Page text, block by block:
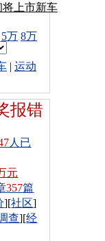
将上市新车
5万 8万
| 运动
报错
人已
元
357篇
][社区]
查][经